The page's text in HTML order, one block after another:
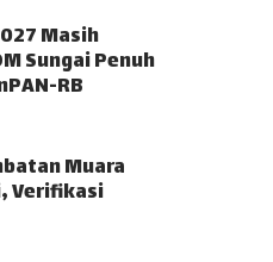
Masih
Sungai Penuh
RB
Muara
Verifikasi